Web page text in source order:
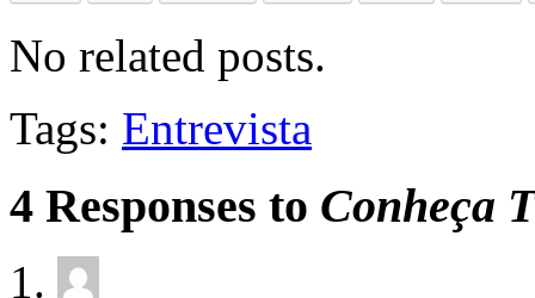
No related posts.
Tags: Entrevista
4 Responses to Conheça